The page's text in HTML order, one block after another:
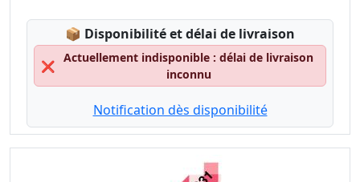
📦 Lagerstatus:
Disponibilité et délai de livraison
❌
Actuellement indisponible : délai de livraison
inconnu
Notification dès disponibilité